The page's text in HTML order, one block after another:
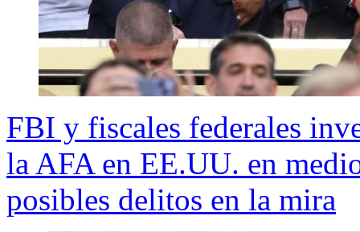
FBI y fiscales federales
la AFA en EE.UU. en
posibles delitos en la mira